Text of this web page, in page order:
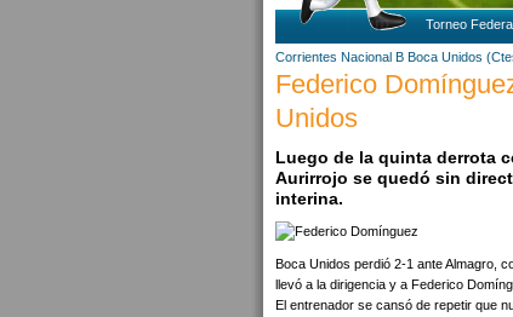
Torneo
Corrientes Nacional B Boca Unidos
Federico
Unidos
Luego de la quinta derrota
Aurirrojo se quedó sin
interina.
Boca Unidos perdió 2-1 ante Almagro,
llevó a la dirigencia y a Federico
El entrenador se cansó de repetir que